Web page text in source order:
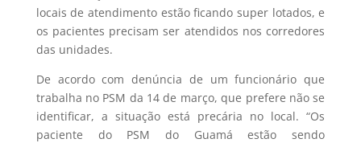
locais de atendimento estão ficando super lotados, e
os pacientes precisam ser atendidos nos corredores
das unidades.
De acordo com denúncia de um funcionário que
trabalha no PSM da 14 de março, que prefere não se
identificar, a situação está precária no local. “Os
paciente do PSM do Guamá estão sendo